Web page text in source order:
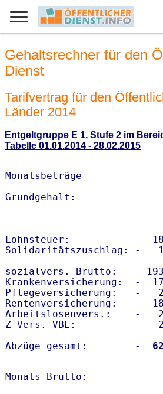
Gehaltsrechner für den
Dienst
Tarifvertrag für den
Länder 2014
Entgeltgruppe E 1, Stufe 2 im
Tabelle 01.01.2014 - 28.02.2015
Monatsbeträge
Lohnsteuer:           -
Solidaritätszuschlag: -
sozialvers. Brutto:
Krankenversicherung:  -
Pflegeversicherung:   -
Rentenversicherung:   -
Arbeitslosenvers.:    -
Z-Vers. VBL:          -
Abzüge gesamt:        -
Monats-